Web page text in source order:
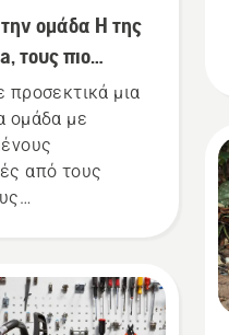
ομάδα Η της
τους πιο
χρήστες μας
προσεκτικά μια
ομάδα με
από τους
είναι οι πιο
χρήστες μας.